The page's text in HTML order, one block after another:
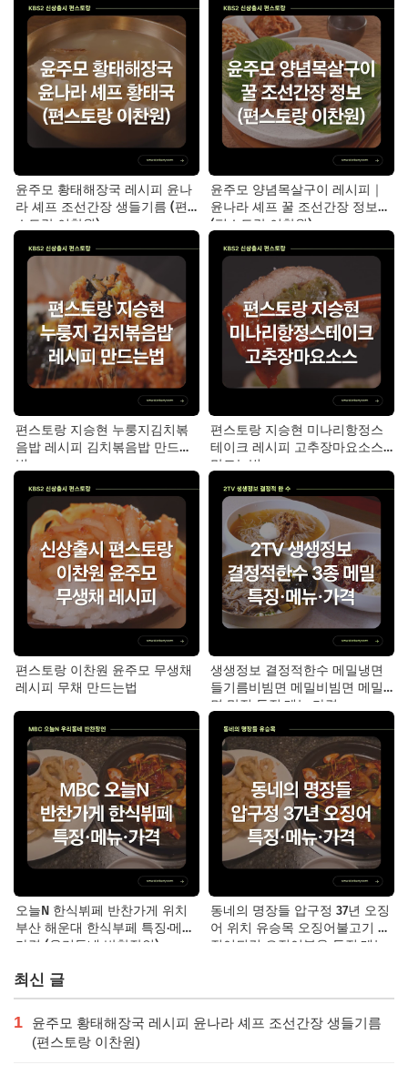
윤주모 황태해장국 레시피 윤나
라 셰프 조선간장 생들기름 (편
스토랑 이찬원)
윤주모 양념목살구이 레시피｜
윤나라 셰프 꿀 조선간장 정보
(편스토랑 이찬원)
편스토랑 지승현 누룽지김치볶
음밥 레시피 김치볶음밥 만드는
법
편스토랑 지승현 미나리항정스
테이크 레시피 고추장마요소스
만드는법
편스토랑 이찬원 윤주모 무생채
레시피 무채 만드는법
생생정보 결정적한수 메밀냉면
들기름비빔면 메밀비빔면 메밀
면 맛집 특징·메뉴·가격
오늘N 한식뷔페 반찬가게 위치
부산 해운대 한식부페 특징·메뉴·
가격 (우리동네 반찬장인)
동네의 명장들 압구정 37년 오징
어 위치 유승목 오징어불고기 오
징어튀김 오징어볶음 특징·메뉴·
최신 글
1
윤주모 황태해장국 레시피 윤나라 셰프 조선간장 생들기름
(편스토랑 이찬원)